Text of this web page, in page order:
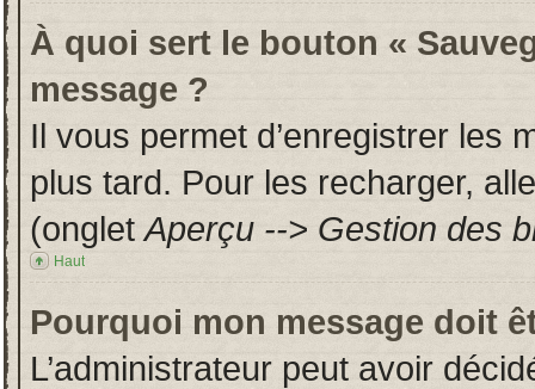
À quoi sert le bouton «
message ?
Il vous permet d’enregistrer les
plus tard. Pour les recharger,
(ongletAperçu --> Gestion des
Haut
Pourquoi mon message doit
L’administrateur peut avoir